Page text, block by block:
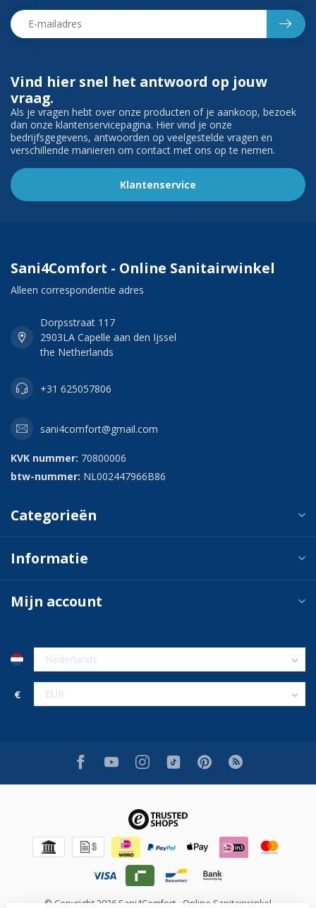
Vind hier snel het antwoord op jouw
vraag.
Als je vragen hebt over onze producten of je aankoop, bezoek
dan onze klantenservicepagina. Hier vind je onze
bedrijfsgegevens, antwoorden op veelgestelde vragen en
verschillende manieren om contact met ons op te nemen.
Klantenservice
Sani4Comfort - Online Sanitairwinkel
Alleen correspondentie adres
Dorpsstraat 117
2903LA Capelle aan den Ijssel
the Netherlands
+31 625057806
sani4comfort@gmail.com
KVK nummer: 70800006
btw-nummer: NL002447966B86
Categorieën
Informatie
Mijn account
€
© Copyright 2026 Sani4Comfort - Online Sanitairwinkel